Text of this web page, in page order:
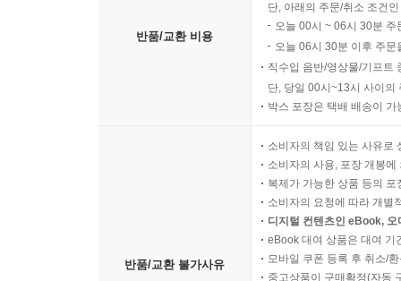
반품/교환 비용
단, 아래의 주문/취소 조건
오늘 00시 ~ 06시 30분
오늘 06시 30분 이후 주
직수입 음반/영상물/기프트
단, 당일 00시~13시 사이의
박스 포장은 택배 배송이
반품/교환 불가사유
소비자의 책임 있는 사유로
소비자의 사용, 포장 개봉
복제가 가능한 상품 등의
소비자의 요청에 따라 개별
디지털 컨텐츠인 eBook,
eBook 대여 상품은 대여 기
모바일 쿠폰 등록 후 취소/
중고상품이 구매확정(자동